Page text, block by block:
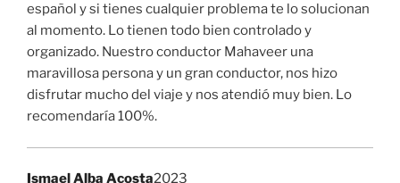
español y si tienes cualquier problema te lo solucionan
al momento. Lo tienen todo bien controlado y
organizado. Nuestro conductor Mahaveer una
maravillosa persona y un gran conductor, nos hizo
disfrutar mucho del viaje y nos atendió muy bien. Lo
recomendaría 100%.
Ismael Alba Acosta2023